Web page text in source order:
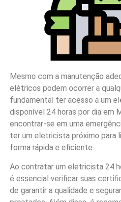
Mesmo com a manutenção
elétricos podem ocorrer a
fundamental ter acesso a um
disponível 24 horas por dia em
encontrar-se em uma
ter um eletricista próximo para
forma rápida e eficiente.
Ao contratar um eletricista 24
é essencial verificar suas
de garantir a qualidade e